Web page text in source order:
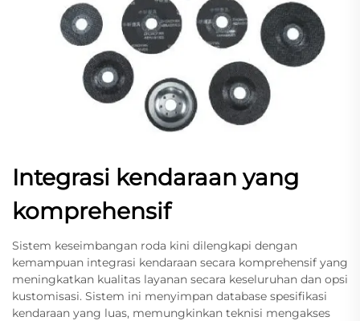
Integrasi kendaraan yang
komprehensif
Sistem keseimbangan roda kini dilengkapi dengan
kemampuan integrasi kendaraan secara komprehensif yang
meningkatkan kualitas layanan secara keseluruhan dan opsi
kustomisasi. Sistem ini menyimpan database spesifikasi
kendaraan yang luas, memungkinkan teknisi mengakses